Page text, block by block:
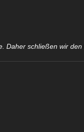
Daher schließen wir den